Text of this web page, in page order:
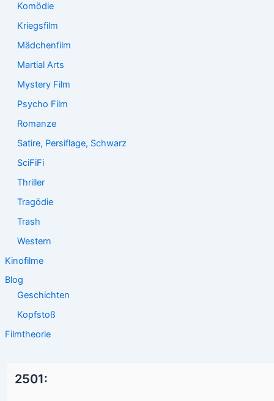
Komödie
Kriegsfilm
Mädchenfilm
Martial Arts
Mystery Film
Psycho Film
Romanze
Satire, Persiflage, Schwarz
SciFiFi
Thriller
Tragödie
Trash
Western
Kinofilme
Blog
Geschichten
Kopfstoß
Filmtheorie
2501: